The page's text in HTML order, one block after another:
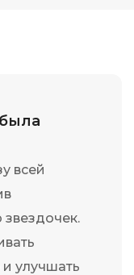
всей
улучшать